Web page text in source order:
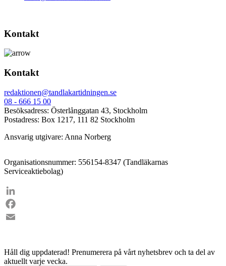
Kontakt
Kontakt
redaktionen@tandlakartidningen.se
08 - 666 15 00
Besöksadress: Österlånggatan 43, Stockholm
Postadress: Box 1217, 111 82 Stockholm
Ansvarig utgivare: Anna Norberg
Organisationsnummer: 556154-8347 (Tandläkarnas
Serviceaktiebolag)
LinkedIn
Facebook
Håll dig uppdaterad! Prenumerera på vårt nyhetsbrev och ta del av
aktuellt varje vecka.